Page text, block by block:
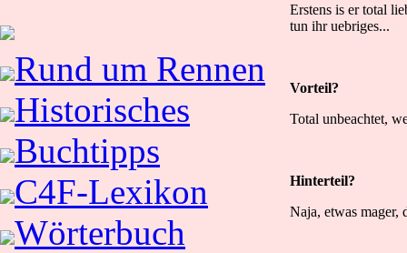
Rund um Rennen
Historisches
Buchtipps
C4F-Lexikon
Wörterbuch
Erstens is er total
tun ihr uebriges...
Vorteil?
Total unbeachtet,
Hinterteil?
Naja, etwas mager,